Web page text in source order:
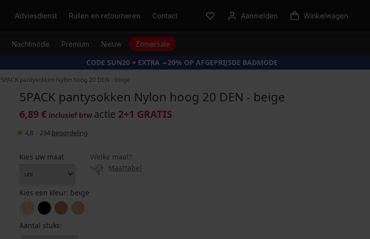
ZoekenAdviesdienst Ruilen en retourneren Contact Aanmelden Winkelwagen
Nachtmode Premium Nieuw Zomersale
CODE SUN20 = EXTRA −20% OP AFGEPRIJSDE BADMODE
5PACK pantysokken Nylon hoog 20 DEN - beige
5PACK pantysokken Nylon hoog 20 DEN - beige
6,89 € inclusief btw actie 2+1 GRATIS
4,8 234 beoordeling
Kies uw maat
Welke maat?
Maattabel
Kies een kleur: beige
Aantal stuks: